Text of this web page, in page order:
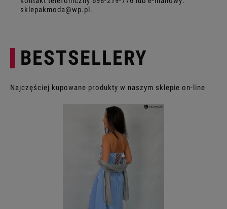
sklepakmoda@wp.pl.
BESTSELLERY
Najczęściej kupowane produkty w naszym sklepie on-line